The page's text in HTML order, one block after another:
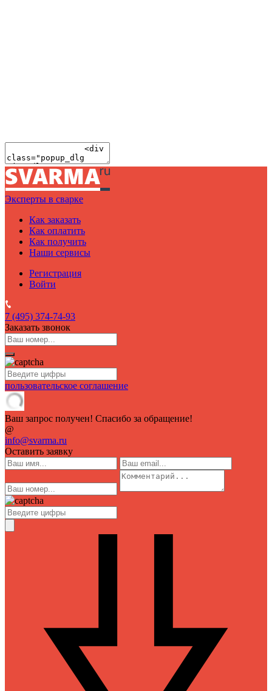
Эксперты в сварке
Как заказать
Как оплатить
Как получить
Наши сервисы
Регистрация
Войти
7 (495) 374-74-93
Заказать звонок
пользовательское соглашение
Ваш запрос получен! Спасибо за обращение!
@
info@svarma.ru
Оставить заявку